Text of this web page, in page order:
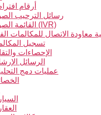
أرقام
رسائل الترحيب
القائمة الصوتية (IVR)
معاودة الاتصال للمكالمات
تسجيل
الإحصاءات
الرسائل
عمليات دمج